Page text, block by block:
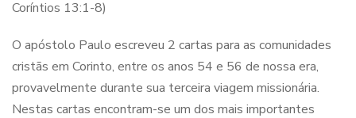
Coríntios 13:1-8)
O apóstolo Paulo escreveu 2 cartas para as comunidades
cristãs em Corinto, entre os anos 54 e 56 de nossa era,
provavelmente durante sua terceira viagem missionária.
Nestas cartas encontram-se um dos mais importantes